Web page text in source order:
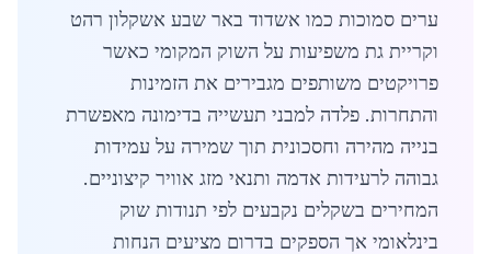
ערים סמוכות כמו אשדוד באר שבע אשקלון רהט
וקריית גת משפיעות על השוק המקומי כאשר
פרויקטים משותפים מגבירים את הזמינות
והתחרות. פלדה למבני תעשייה בדימונה מאפשרת
בנייה מהירה וחסכונית תוך שמירה על עמידות
גבוהה לרעידות אדמה ותנאי מזג אוויר קיצוניים.
המחירים בשקלים נקבעים לפי תנודות שוק
בינלאומי אך הספקים בדרום מציעים הנחות